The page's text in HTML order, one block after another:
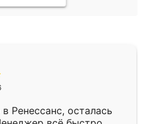
Ренессанс, осталась